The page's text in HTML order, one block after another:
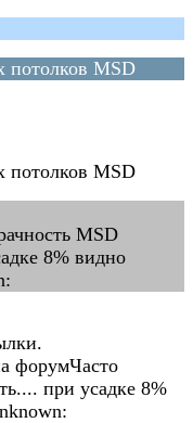
потолков MSD
потолков MSD
MSD
8% видно
форумЧасто
при усадке 8%